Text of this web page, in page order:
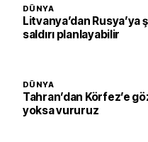
DÜNYA
Litvanya’dan Rusya’ya
saldırı planlayabilir
DÜNYA
Tahran’dan Körfez’e
yoksa vururuz